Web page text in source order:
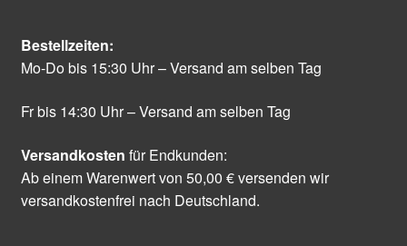
Bestellzeiten:
Mo-Do bis 15:30 Uhr – Versand am selben Tag
Fr bis 14:30 Uhr – Versand am selben Tag
Versandkosten für Endkunden:
Ab einem Warenwert von 50,00 € versenden wir
versandkostenfrei nach Deutschland.